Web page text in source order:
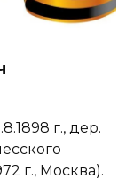
г., дер.
г., Москва).